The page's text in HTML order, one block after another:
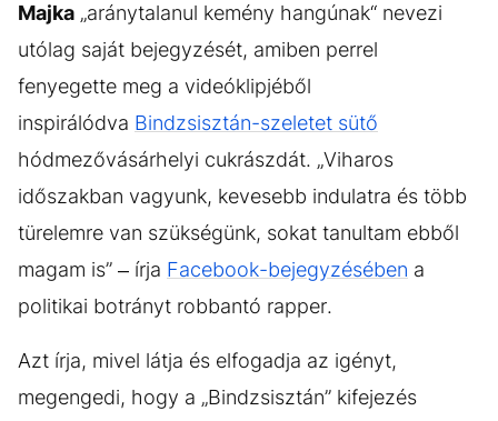
Majka „aránytalanul kemény hangúnak“ nevezi
utólag saját bejegyzését, amiben perrel
fenyegette meg a videóklipjéből
inspirálódva Bindzsisztán-szeletet sütő
hódmezővásárhelyi cukrászdát. „Viharos
időszakban vagyunk, kevesebb indulatra és több
türelemre van szükségünk, sokat tanultam ebből
magam is” – írja Facebook-bejegyzésében a
politikai botrányt robbantó rapper.
Azt írja, mivel látja és elfogadja az igényt,
megengedi, hogy a „Bindzsisztán” kifejezés